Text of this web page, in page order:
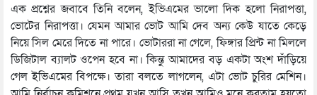
এক প্রশ্নের জবাবে তিনি বলেন, ইভিএমের ভালো দিক হলো নিরাপত্তা,
ভোটের নিরাপত্তা। যেমন আমার ভোট আমি দেব অন্য কেউ যাতে কেড়ে
নিয়ে সিল মেরে দিতে না পারে। ভোটাররা না গেলে, ফিঙ্গার প্রিন্ট না মিললে
ডিজিটাল ব্যালট ওপেন হবে না। কিন্তু আমাদের বড় একটা অংশ দাঁড়িয়ে
গেল ইভিএমের বিপক্ষে। তারা বলতে লাগলেন, এটা ভোট চুরির মেশিন।